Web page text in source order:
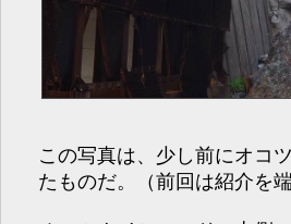
この写真は、少し前にオコ
たものだ。（前回は紹介を端